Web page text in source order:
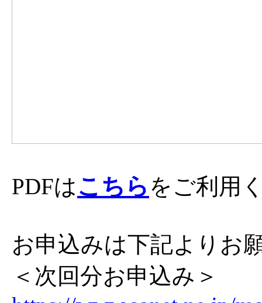
PDFはこちら をご利用
お申込みは下記よりお
＜次回分お申込み＞